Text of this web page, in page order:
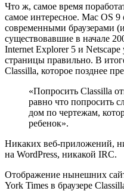
Что ж, самое время
самое интересное. Mac OS
современными браузерами
существовавшие в начале
Internet Explorer 5 и
страницы правильно. В
Classilla, которое позднее
«Попросить Classilla
равно что попросить
дом по чертежам,
ребенок».
Никаких веб-приложений,
на WordPress, никакой IRC.
Отображение нынешних
York Times в браузере